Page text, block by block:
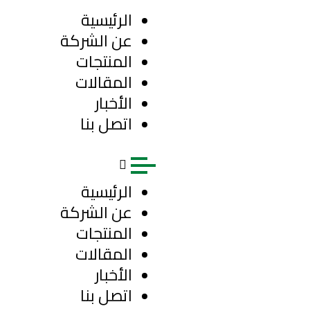
الرئيسية
عن الشركة
المنتجات
المقالات
الأخبار
اتصل بنا
الرئيسية
عن الشركة
المنتجات
المقالات
الأخبار
اتصل بنا